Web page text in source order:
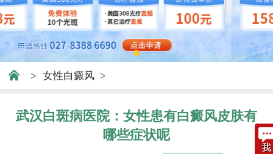
> 女性白癜风 >
武汉白斑病医院：女性患有白癜风皮肤有
哪些症状呢